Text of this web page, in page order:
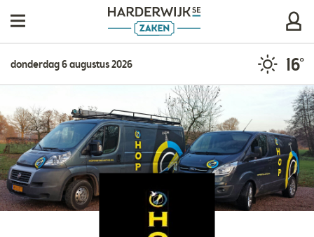
donderdag 6 augustus 2026 16°